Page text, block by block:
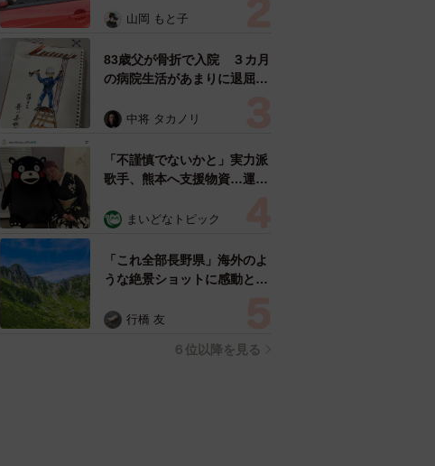
憩まで分刻み… 「大学生で
山岡 もと子
83歳父が骨折で入院 ３カ月
の病院生活があまりに退屈で
い！」→スケッチブックを見
すよ…」
中将 タカノリ
「不謹慎でないかと」実力派
歌手、熊本へ支援物資…運搬
めらい 「痛いほど伝わる」
まいどなトピック
「これ全部長野県」海外のよ
うな絶景ショットに感動と反
ったんだって気づいた」
行橋 友
６位以降を見る